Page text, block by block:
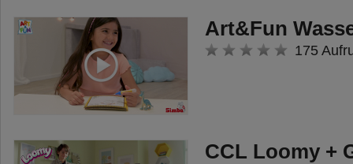
Art&Fun
175
CCL Loomy +